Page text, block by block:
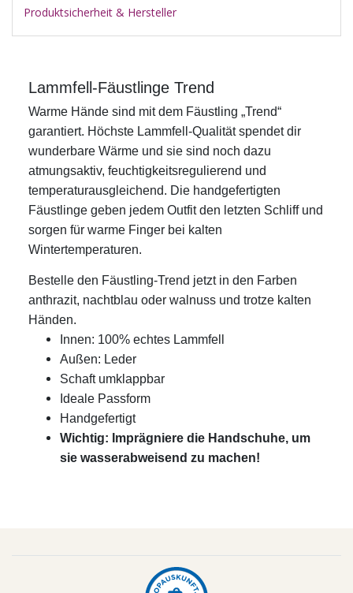
Produktsicherheit & Hersteller
Lammfell-Fäustlinge Trend
Warme Hände sind mit dem Fäustling „Trend“
garantiert. Höchste Lammfell-Qualität spendet dir
wunderbare Wärme und sie sind noch dazu
atmungsaktiv, feuchtigkeitsregulierend und
temperaturausgleichend. Die handgefertigten
Fäustlinge geben jedem Outfit den letzten Schliff und
sorgen für warme Finger bei kalten
Wintertemperaturen.
Bestelle den Fäustling-Trend jetzt in den Farben
anthrazit, nachtblau oder walnuss und trotze kalten
Händen.
Innen: 100% echtes Lammfell
Außen: Leder
Schaft umklappbar
Ideale Passform
Handgefertigt
Wichtig: Imprägniere die Handschuhe, um
sie wasserabweisend zu machen!